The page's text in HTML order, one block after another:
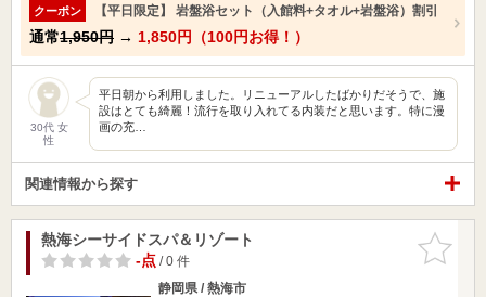
クーポン 【平日限定】 岩盤浴セット（入館料+タオル+岩盤浴）割引
通常1,950円 → 1,850円（100円お得！）
30代 女
性
平日朝から利用しました。リニューアルしたばかりだそうで、施
設はとても綺麗！流行を取り入れてる内装だと思います。特に漫
画の充…
関連情報から探す
お気に入
りに追加
熱海シーサイドスパ＆リゾート
-点/ 0 件
静岡県 / 熱海市